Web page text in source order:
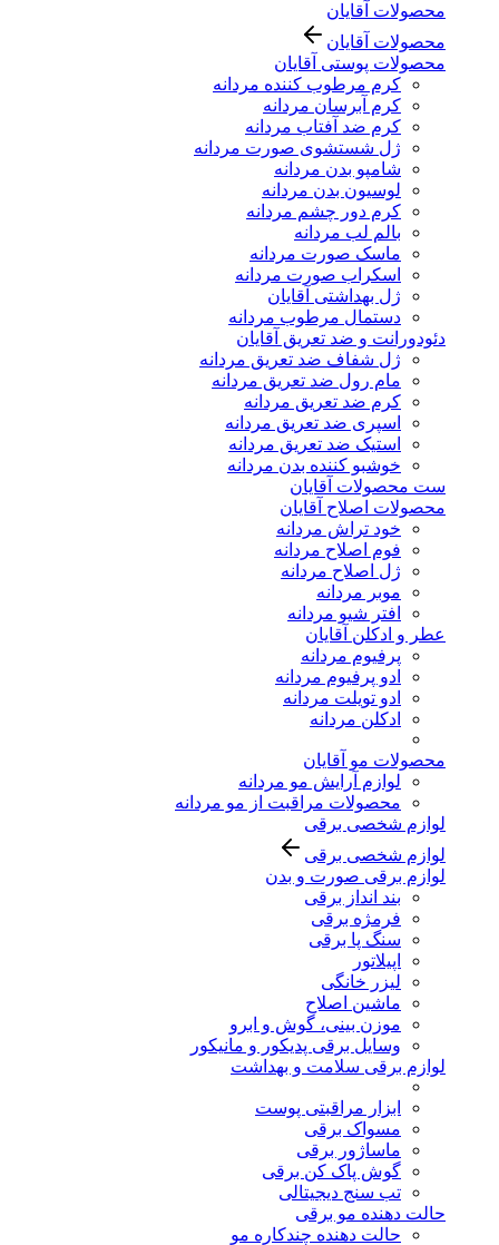
محصولات آقایان
محصولات آقایان
محصولات پوستی آقایان
کرم مرطوب کننده مردانه
کرم آبرسان مردانه
کرم ضد آفتاب مردانه
ژل شستشوی صورت مردانه
شامپو بدن مردانه
لوسیون بدن مردانه
کرم دور چشم مردانه
بالم لب مردانه
ماسک صورت مردانه
اسکراب صورت مردانه
ژل بهداشتی آقایان
دستمال مرطوب مردانه
دئودورانت و ضد تعریق آقایان
ژل شفاف ضد تعریق مردانه
مام رول ضد تعریق مردانه
کرم ضد تعریق مردانه
اسپری ضد تعریق مردانه
استیک ضد تعریق مردانه
خوشبو کننده بدن مردانه
ست محصولات آقایان
محصولات اصلاح آقایان
خود تراش مردانه
فوم اصلاح مردانه
ژل اصلاح مردانه
موبر مردانه
افتر شیو مردانه
عطر و ادکلن آقایان
پرفیوم مردانه
ادو پرفیوم مردانه
ادو تویلت مردانه
ادکلن مردانه
محصولات مو آقایان
لوازم آرایش مو مردانه
محصولات مراقبت از مو مردانه
لوازم شخصی برقی
لوازم شخصی برقی
لوازم برقی صورت و بدن
بند انداز برقی
فرمژه برقی
سنگ پا برقی
اپیلاتور
لیزر خانگی
ماشین اصلاح
موزن بینی، گوش و ابرو
وسایل برقی پدیکور و مانیکور
لوازم برقی سلامت و بهداشت
ابزار مراقبتی پوست
مسواک برقی
ماساژور برقی
گوش پاک کن برقی
تب سنج دیجیتالی
حالت دهنده مو برقی
حالت دهنده چندکاره مو